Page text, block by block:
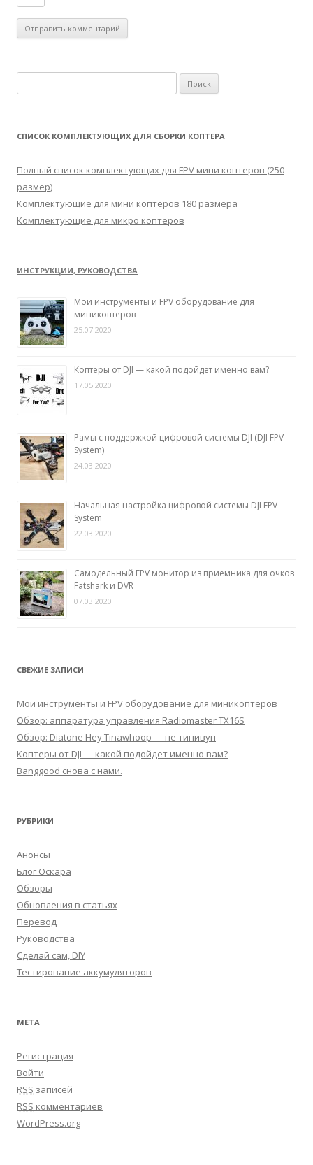
а
т
:
СПИСОК КОМПЛЕКТУЮЩИХ ДЛЯ СБОРКИ КОПТЕРА
Полный список комплектующих для FPV мини коптеров (250
размер)
Комплектующие для мини коптеров 180 размера
Комплектующие для микро коптеров
ИНСТРУКЦИИ, РУКОВОДСТВА
Мои инструменты и FPV оборудование для
миникоптеров
25.07.2020
Коптеры от DJI — какой подойдет именно вам?
17.05.2020
Рамы с поддержкой цифровой системы DJI (DJI FPV
System)
24.03.2020
Начальная настройка цифровой системы DJI FPV
System
22.03.2020
Самодельный FPV монитор из приемника для очков
Fatshark и DVR
07.03.2020
СВЕЖИЕ ЗАПИСИ
Мои инструменты и FPV оборудование для миникоптеров
Обзор: аппаратура управления Radiomaster TX16S
Обзор: Diatone Hey Tinawhoop — не тинивуп
Коптеры от DJI — какой подойдет именно вам?
Banggood снова с нами.
РУБРИКИ
Анонсы
Блог Оскара
Обзоры
Обновления в статьях
Перевод
Руководства
Сделай сам, DIY
Тестирование аккумуляторов
МЕТА
Регистрация
Войти
RSS записей
RSS комментариев
WordPress.org